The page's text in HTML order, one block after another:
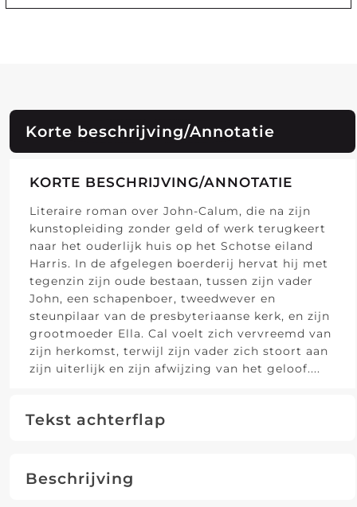
Korte beschrijving/Annotatie
KORTE BESCHRIJVING/ANNOTATIE
Literaire roman over John-Calum, die na zijn
kunstopleiding zonder geld of werk terugkeert
naar het ouderlijk huis op het Schotse eiland
Harris. In de afgelegen boerderij hervat hij met
tegenzin zijn oude bestaan, tussen zijn vader
John, een schapenboer, tweedwever en
steunpilaar van de presbyteriaanse kerk, en zijn
grootmoeder Ella. Cal voelt zich vervreemd van
zijn herkomst, terwijl zijn vader zich stoort aan
zijn uiterlijk en zijn afwijzing van het geloof....
Tekst achterflap
Beschrijving